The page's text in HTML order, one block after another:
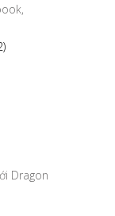
Dragon